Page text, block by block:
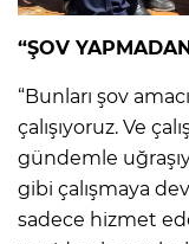
“ŞOV
“Bunları şov
çalışıyoruz. Ve
gündemle
gibi çalışmaya
sadece hizmet